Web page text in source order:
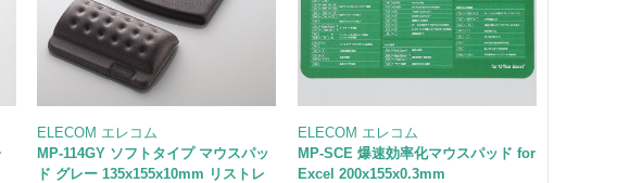
ELECOM エレコム
MP-114GY ソフトタイプ マウスパッ
ド グレー 135x155x10mm リストレ
ELECOM エレコム
MP-SCE 爆速効率化マウスパッド for
Excel 200x155x0.3mm